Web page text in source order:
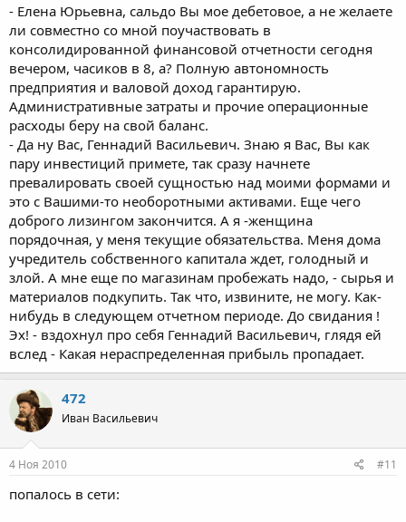
- Елена Юрьевна, сальдо Вы мое дебетовое, а не желаете
ли совместно со мной поучаствовать в
консолидированной финансовой отчетности сегодня
вечером, часиков в 8, а? Полную автономность
предприятия и валовой доход гарантирую.
Административные затраты и прочие операционные
расходы беру на свой баланс.
- Да ну Вас, Геннадий Васильевич. Знаю я Вас, Вы как
пару инвестиций примете, так сразу начнете
превалировать своей сущностью над моими формами и
это с Вашими-то необоротными активами. Еще чего
доброго лизингом закончится. А я -женщина
порядочная, у меня текущие обязательства. Меня дома
учредитель собственного капитала ждет, голодный и
злой. А мне еще по магазинам пробежать надо, - сырья и
материалов подкупить. Так что, извините, не могу. Как-
нибудь в следующем отчетном периоде. До свидания !
Эх! - вздохнул про себя Геннадий Васильевич, глядя ей
вслед - Какая нераспределенная прибыль пропадает.
472
Иван Васильевич
4 Ноя 2010 #11
попалось в сети: